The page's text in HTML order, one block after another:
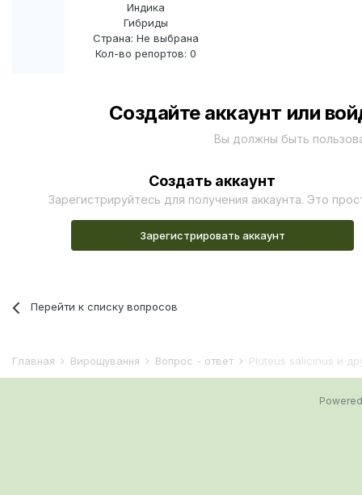
Индика
Гибриды
Страна: Не выбрана
Кол-во репортов: 0
Создайте аккаунт или
Вы должны быть
Создать аккаунт
Зарегистрируйтесь для получения аккаунта. Это
Зарегистрировать аккаунт
Перейти к списку вопросов
Главная Вирощування Вопрос - ответ Pluteus salicinus и